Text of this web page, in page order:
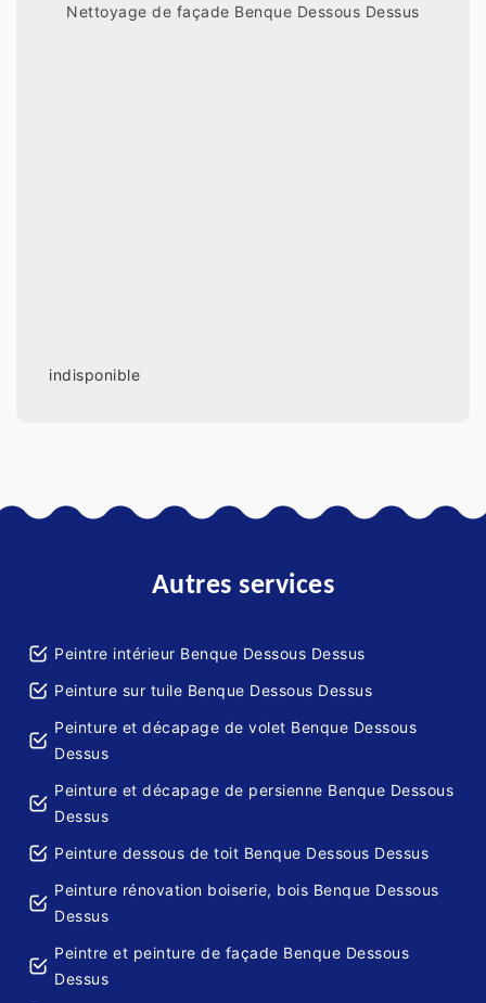
Nettoyage de façade Benque Dessous Dessus
indisponible
Autres services
Peintre intérieur Benque Dessous Dessus
Peinture sur tuile Benque Dessous Dessus
Peinture et décapage de volet Benque Dessous
Dessus
Peinture et décapage de persienne Benque Dessous
Dessus
Peinture dessous de toit Benque Dessous Dessus
Peinture rénovation boiserie, bois Benque Dessous
Dessus
Peintre et peinture de façade Benque Dessous
Dessus